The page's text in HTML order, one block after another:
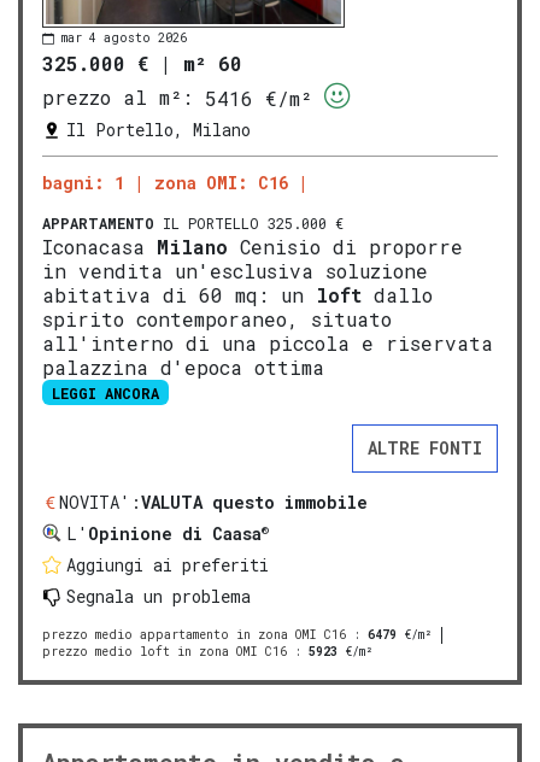
mar 4 agosto 2026
325.000 € | m² 60
prezzo al m²:
5416 €/m²
Il Portello, Milano
bagni: 1 zona OMI: C16
APPARTAMENTO IL PORTELLO 325.000 €
Iconacasa Milano Cenisio di proporre
in vendita un'esclusiva soluzione
abitativa di 60 mq: un loft dallo
spirito contemporaneo, situato
all'interno di una piccola e riservata
palazzina d'epoca ottima
LEGGI ANCORA
ALTRE FONTI
NOVITA':VALUTA questo immobile
L' Opinione di Caasa®
Aggiungi ai preferiti
Segnala un problema
prezzo medio appartamento in zona OMI C16 : 6479 €/m²
prezzo medio loft in zona OMI C16 : 5923 €/m²